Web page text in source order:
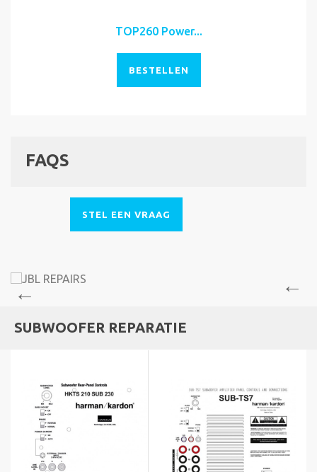
TOP260 Power...
BESTELLEN
FAQS
STEL EEN VRAAG
SUBWOOFER REPARATIE